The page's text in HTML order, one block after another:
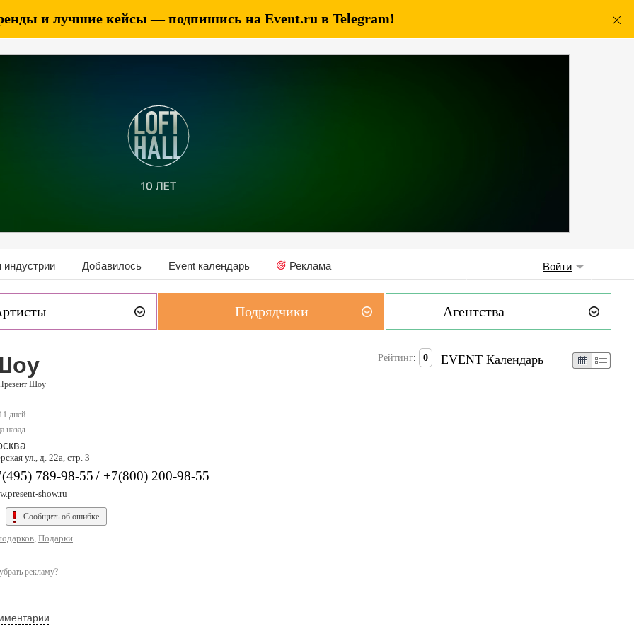
и лучшие кейсы — подпишись на Event.ru в Telegram!
Добавилось Event календарь Реклама Войти
Подрядчики Агентства
Шоу
дней
назад
Рейтинг: 0
ул., д. 22а, стр. 3
789-98-55/ +7(800) 200-98-55
show.ru
Сообщить об ошибке
, Подарки
рекламу?
EVENT Календарь